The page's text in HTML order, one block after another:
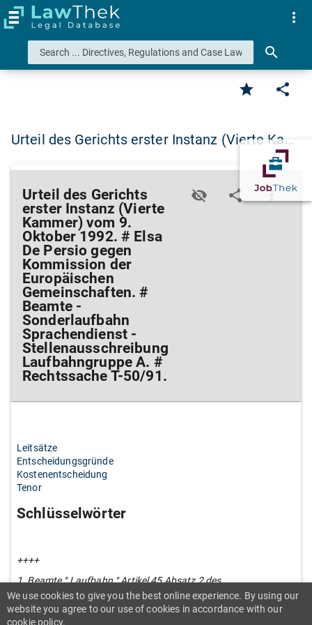
search
more_vert
star share
Urteil des Gerichts erster Instanz (Vierte Ka…
Urteil des Gerichts
erster Instanz (Vierte
Kammer) vom 9.
Oktober 1992. # Elsa
De Persio gegen
Kommission der
Europäischen
Gemeinschaften. #
Beamte -
Sonderlaufbahn
Sprachendienst -
Stellenausschreibung
Laufbahngruppe A. #
Rechtssache T-50/91.
visibility_off share more_vert
Leitsätze
Entscheidungsgründe
Kostenentscheidung
Tenor
Schlüsselwörter
++++
1. Beamte ° Laufbahn ° Artikel 45 Absatz 2 des
Statuts ° Systematische Unterscheidung
zwischen Laufbahngruppen und
Sonderlaufbahnen ° Übergang von der
We use cookies to give you the best online experience. By using our
website you agree to our use of cookies in accordance with our
cookie policy.